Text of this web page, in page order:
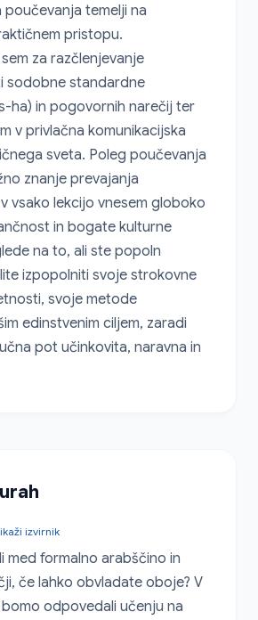
temelji na
pristopu.
za razčlenjevanje
sodobne standardne
ha) in pogovornih narečij ter
v privlačna komunikacijska
sveta. Poleg poučevanja
znanje prevajanja
vsako lekcijo vnesem globoko
in bogate kulturne
na to, ali ste popoln
izpopolniti svoje strokovne
svoje metode
edinstvenim ciljem, zaradi
pot učinkovita, naravna in
izvirnik
med formalno arabščino in
če lahko obvladate oboje? V
odpovedali učenju na